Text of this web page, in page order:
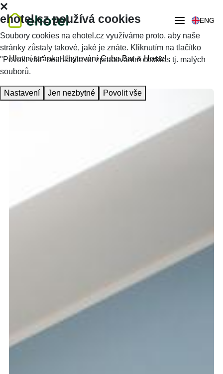
ENG
Hlavní stránka Ubytování Cuba Bar & Hostel
ehotel.cz používá cookies
Soubory cookies na ehotel.cz využíváme proto, aby naše
stránky zůstaly takové, jaké je znáte. Kliknutím na tlačítko
"Povolit vše" souhlasíte se zpracováním cookies tj. malých
souborů.
Nastavení Jen nezbytné Povolit vše